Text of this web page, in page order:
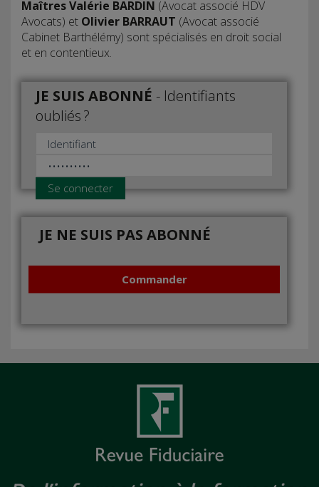
Maîtres Valérie BARDIN (Avocat associé HDV
Avocats) et Olivier BARRAUT (Avocat associé
Cabinet Barthélémy) sont spécialisés en droit social
et en contentieux.
JE SUIS ABONNÉ - Identifiants
oubliés ?
Se connecter
JE NE SUIS PAS ABONNÉ
Commander